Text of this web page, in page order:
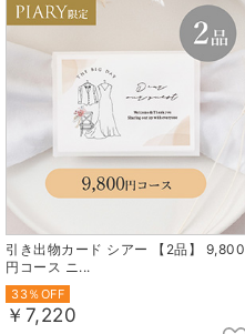
引き出物カード シアー 【2品】 9,800
円コース ニ...
33％OFF
￥7,220